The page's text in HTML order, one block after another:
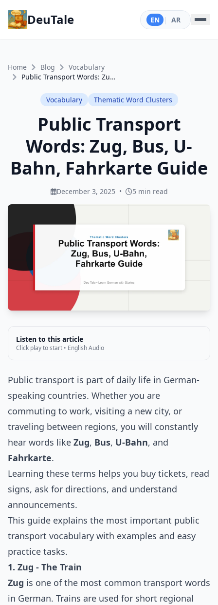
DeuTale EN | AR
Home Blog
Vocabulary
Public Transport Words: Zug, Bus, U-Bahn, Fahrkarte Guide
Vocabulary Thematic Word Clusters
Public Transport
Words: Zug, Bus, U-
Bahn, Fahrkarte Guide
December 3, 2025 • 5 min read
Listen to this article
Click play to start • English Audio
Public transport is part of daily life in German-
speaking countries. Whether you are
commuting to work, visiting a new city, or
traveling between regions, you will constantly
hear words like Zug, Bus, U-Bahn, and
Fahrkarte.
Learning these terms helps you buy tickets, read
signs, ask for directions, and understand
announcements.
This guide explains the most important public
transport vocabulary with examples and easy
practice tasks.
1. Zug - The Train
Zug is one of the most common transport words
in German. Trains are used for short regional